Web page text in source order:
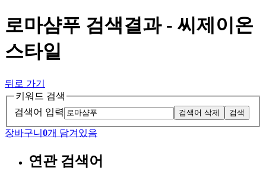
로마샴푸 검색결과 - 씨제이온
스타일
뒤로 가기
키워드 검색
검색어 입력
검색어 삭제 검색
장바구니 0개 담겨있음
연관 검색어